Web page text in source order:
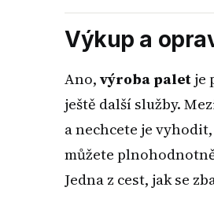
Výkup a
Ano, výroba palet je
ještě další služby.
a nechcete je
můžete
Jedna z cest, jak se